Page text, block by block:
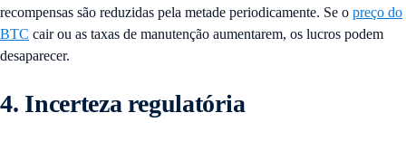
recompensas são reduzidas pela metade periodicamente. Se o preço do
BTC cair ou as taxas de manutenção aumentarem, os lucros podem
desaparecer.
4. Incerteza regulatória